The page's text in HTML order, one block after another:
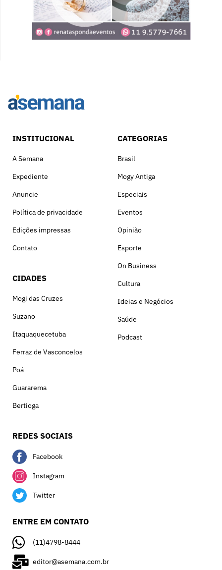
INSTITUCIONAL
A Semana
Expediente
Anuncie
Política de privacidade
Edições impressas
Contato
CIDADES
Mogi das Cruzes
Suzano
Itaquaquecetuba
Ferraz de Vasconcelos
Poá
Guararema
Bertioga
CATEGORIAS
Brasil
Mogy Antiga
Especiais
Eventos
Opinião
Esporte
On Business
Cultura
Ideias e Negócios
Saúde
Podcast
REDES SOCIAIS
Facebook
Instagram
Twitter
ENTRE EM CONTATO
(11)4798-8444
editor@asemana.com.br